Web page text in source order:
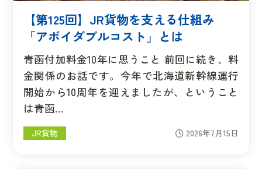
【第125回】JR貨物を支える仕組み
「アボイダブルコスト」とは
青函付加料金10年に思うこと 前回に続き、料
金関係のお話です。今年で北海道新幹線運行
開始から10周年を迎えましたが、ということ
は青函…
JR貨物 2026年7月15日